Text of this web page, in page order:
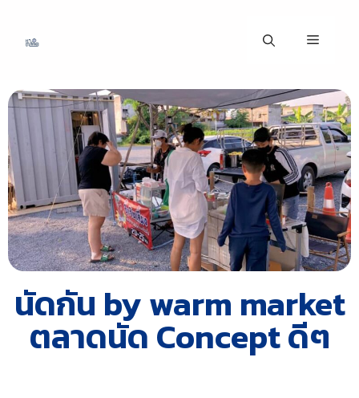
นัดกัน by warm market
ตลาดนัด Concept ดีๆ